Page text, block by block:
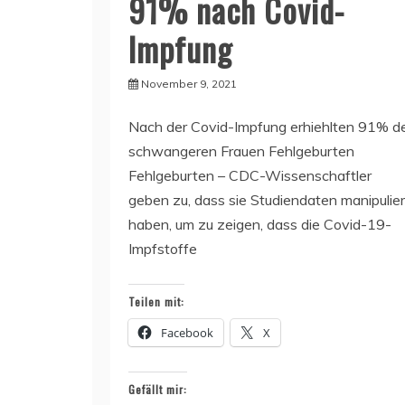
Impfung
November 9, 2021
Nach der Covid-Impfung erhiehlten 91%
schwangeren Frauen Fehlgeburten
Fehlgeburten – CDC-Wissenschaftler
geben zu, dass sie Studiendaten
haben, um zu zeigen, dass die Covid-19-
Impfstoffe
Teilen mit:
Facebook X
Gefällt mir: